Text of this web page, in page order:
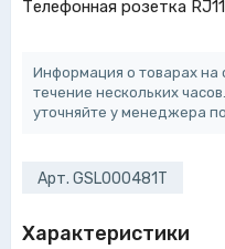
Телефонная розетка RJ11
Информация о товарах на
течение нескольких
уточняйте у менеджера
Арт. GSL000481T
Характеристики